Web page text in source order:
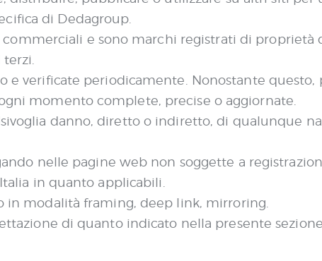
di Dedagroup.
e sono marchi registrati di proprietà
terzi.
e verificate periodicamente. Nonostante questo,
momento complete, precise o aggiornate.
danno, diretto o indiretto, di qualunque
nelle pagine web non soggette a
in quanto applicabili.
in modalità framing, deep link, mirroring.
di quanto indicato nella presente